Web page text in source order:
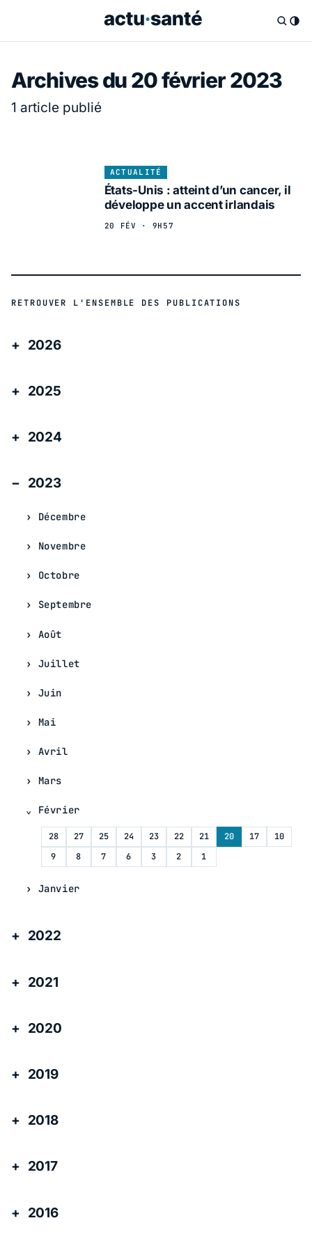
Archives du 20 février 2023
1 article publié
ACTUALITÉ
États-Unis : atteint d’un cancer, il
développe un accent irlandais
20 FÉV · 9H57
RETROUVER L'ENSEMBLE DES PUBLICATIONS
2026
2025
2024
2023
Décembre
Novembre
Octobre
Septembre
Août
Juillet
Juin
Mai
Avril
Mars
Février
28 27 25 24 23 22 21 20 17
10
9
8 7 6 3 2 1
Janvier
2022
2021
2020
2019
2018
2017
2016